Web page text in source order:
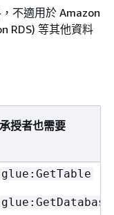
不適用於 Amazon
RDS) 等其他資料
承授者也需要
glue:GetTable
glue:GetDatabase